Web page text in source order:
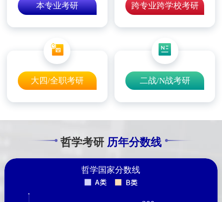
本专业考研 跨专业跨学校考研
大四/全职考研 二战/N战考研
哲学考研 历年分数线
哲学国家分数线